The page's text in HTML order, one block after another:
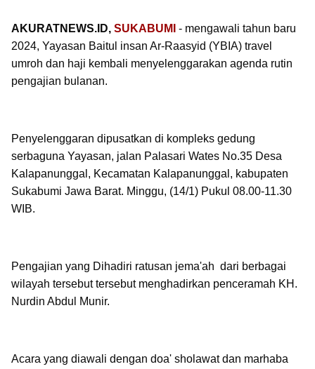
AKURATNEWS.ID, SUKABUMI - mengawali tahun baru
2024, Yayasan Baitul insan Ar-Raasyid (YBIA) travel
umroh dan haji kembali menyelenggarakan agenda rutin
pengajian bulanan.
Penyelenggaran dipusatkan di kompleks gedung
serbaguna Yayasan, jalan Palasari Wates No.35 Desa
Kalapanunggal, Kecamatan Kalapanunggal, kabupaten
Sukabumi Jawa Barat. Minggu, (14/1) Pukul 08.00-11.30
WIB.
Pengajian yang Dihadiri ratusan jema'ah dari berbagai
wilayah tersebut tersebut menghadirkan penceramah KH.
Nurdin Abdul Munir.
Acara yang diawali dengan doa' sholawat dan marhaba